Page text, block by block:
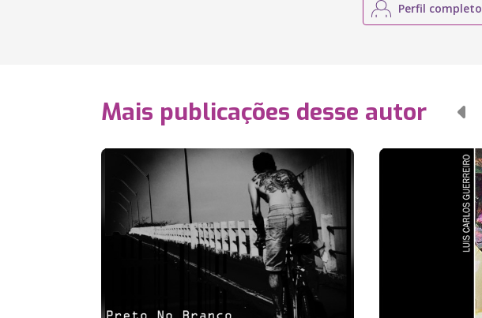
Perfil completo
Mais publicações desse autor